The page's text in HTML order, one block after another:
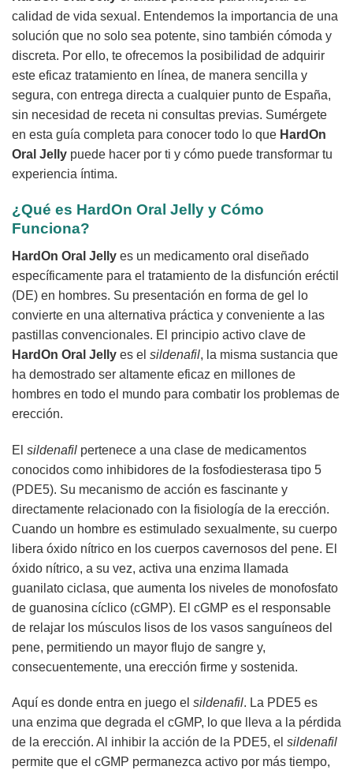
calidad de vida sexual. Entendemos la importancia de una
solución que no solo sea potente, sino también cómoda y
discreta. Por ello, te ofrecemos la posibilidad de adquirir
este eficaz tratamiento en línea, de manera sencilla y
segura, con entrega directa a cualquier punto de España,
sin necesidad de receta ni consultas previas. Sumérgete
en esta guía completa para conocer todo lo que HardOn
Oral Jelly puede hacer por ti y cómo puede transformar tu
experiencia íntima.
¿Qué es HardOn Oral Jelly y Cómo
Funciona?
HardOn Oral Jelly es un medicamento oral diseñado
específicamente para el tratamiento de la disfunción eréctil
(DE) en hombres. Su presentación en forma de gel lo
convierte en una alternativa práctica y conveniente a las
pastillas convencionales. El principio activo clave de
HardOn Oral Jelly es el sildenafil, la misma sustancia que
ha demostrado ser altamente eficaz en millones de
hombres en todo el mundo para combatir los problemas de
erección.
El sildenafil pertenece a una clase de medicamentos
conocidos como inhibidores de la fosfodiesterasa tipo 5
(PDE5). Su mecanismo de acción es fascinante y
directamente relacionado con la fisiología de la erección.
Cuando un hombre es estimulado sexualmente, su cuerpo
libera óxido nítrico en los cuerpos cavernosos del pene. El
óxido nítrico, a su vez, activa una enzima llamada
guanilato ciclasa, que aumenta los niveles de monofosfato
de guanosina cíclico (cGMP). El cGMP es el responsable
de relajar los músculos lisos de los vasos sanguíneos del
pene, permitiendo un mayor flujo de sangre y,
consecuentemente, una erección firme y sostenida.
Aquí es donde entra en juego el sildenafil. La PDE5 es
una enzima que degrada el cGMP, lo que lleva a la pérdida
de la erección. Al inhibir la acción de la PDE5, el sildenafil
permite que el cGMP permanezca activo por más tiempo,